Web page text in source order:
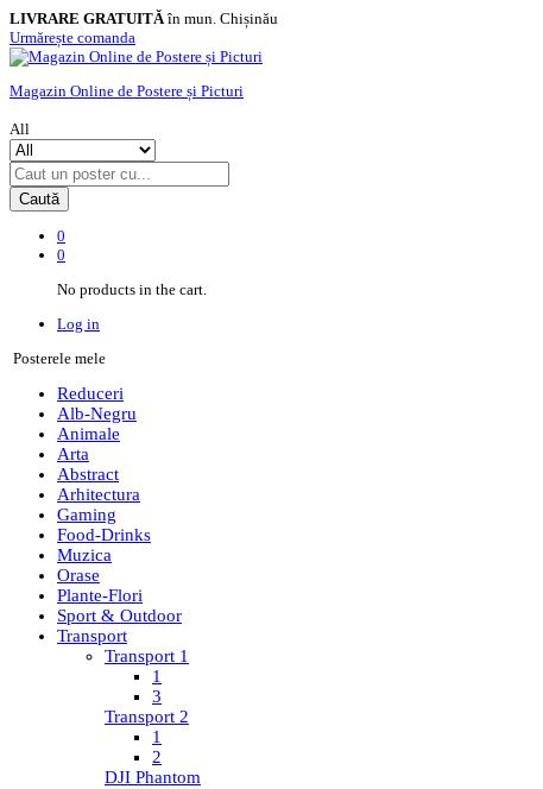
LIVRARE GRATUITĂîn mun. Chișinău
Urmărește comanda
Magazin Online de Postere și Picturi
All
Caută
0
0
No products in the cart.
Log in
Posterele mele
Reduceri
Alb-Negru
Animale
Arta
Abstract
Arhitectura
Gaming
Food-Drinks
Muzica
Orase
Plante-Flori
Sport & Outdoor
Transport
Transport 1
1
3
Transport 2
1
2
DJI Phantom